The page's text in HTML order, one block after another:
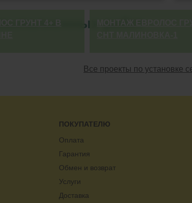
работ
Все проекты по установке
ПОКУПАТЕЛЮ
Оплата
Гарантия
Обмен и возврат
Услуги
Доставка